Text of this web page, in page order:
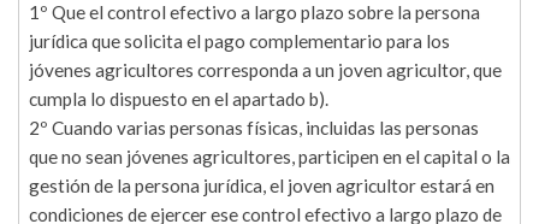
1º Que el control efectivo a largo plazo sobre la persona
jurídica que solicita el pago complementario para los
jóvenes agricultores corresponda a un joven agricultor, que
cumpla lo dispuesto en el apartado b).
2º Cuando varias personas físicas, incluidas las personas
que no sean jóvenes agricultores, participen en el capital o la
gestión de la persona jurídica, el joven agricultor estará en
condiciones de ejercer ese control efectivo a largo plazo de